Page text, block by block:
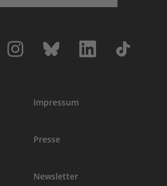
Impressum
Presse
Newsletter